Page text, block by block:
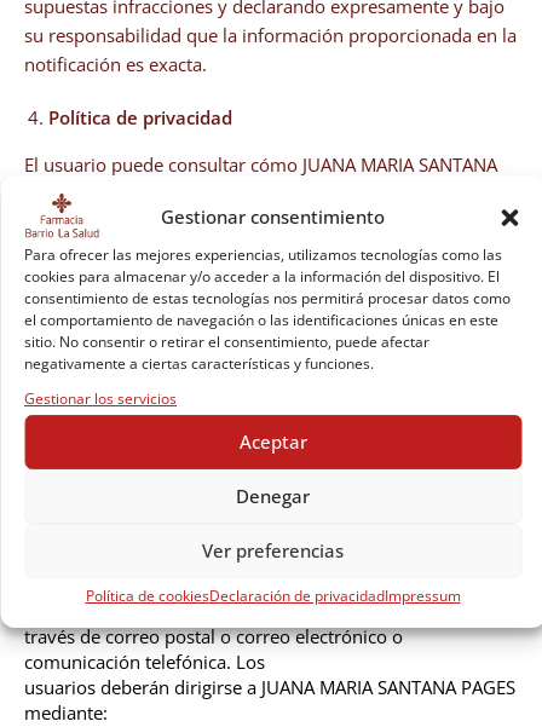
Gestionar consentimiento
Para ofrecer las mejores experiencias, utilizamos tecnologías como las
cookies para almacenar y/o acceder a la información del dispositivo. El
consentimiento de estas tecnologías nos permitirá procesar datos como
el comportamiento de navegación o las identificaciones únicas en este
sitio. No consentir o retirar el consentimiento, puede afectar
negativamente a ciertas características y funciones.
Gestionar los servicios
Aceptar
Denegar
Ver preferencias
Política de cookiesDeclaración de privacidadImpressum
supuestas infracciones y declarando expresamente y bajo
su responsabilidad que la información proporcionada en la
notificación es exacta.
Política de privacidad
El usuario puede consultar cómo JUANA MARIA SANTANA
PAGES utiliza sus datos y las medidas de seguridad
implantadas en el enlace: «Política de privacidad”
Política de cookies
JUANA MARIA SANTANA PAGES instala cookies en el
ordenador del usuario. Para conocer más las cookies de
nuestro sitio web acuda al siguiente enlace: «política de
cookies»
Notificaciones
JUANA MARIA SANTANA
PAGES se considerarán eficaces, a todos los efectos,
cuando se realicen a
través de correo postal o correo electrónico o
comunicación telefónica. Los
usuarios deberán dirigirse a JUANA MARIA SANTANA PAGES
mediante: